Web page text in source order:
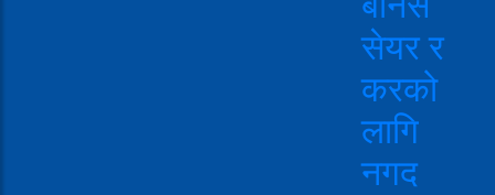
सेयर र
करको
लागि
नगद